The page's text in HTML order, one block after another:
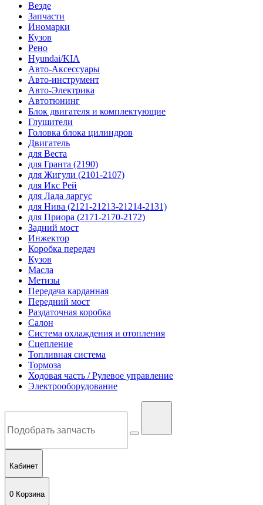
Везде
Запчасти
Иномарки
Кузов
Рено
Hyundai/KIA
Авто-Аксессуары
Авто-инструмент
Авто-Электрика
Автотюнинг
Блок двигателя и комплектующие
Глушители
Головка блока цилиндров
Двигатель
для Веста
для Гранта (2190)
для Жигули (2101-2107)
для Икс Рей
для Лада ларгус
для Нива (2121-21213-21214-2131)
для Приора (2171-2170-2172)
Задний мост
Инжектор
Коробка передач
Кузов
Масла
Метизы
Передача карданная
Передний мост
Раздаточная коробка
Салон
Система охлаждения и отопления
Сцепление
Топливная система
Тормоза
Ходовая часть / Рулевое управление
Электрооборудование
Кабинет
0 Корзина